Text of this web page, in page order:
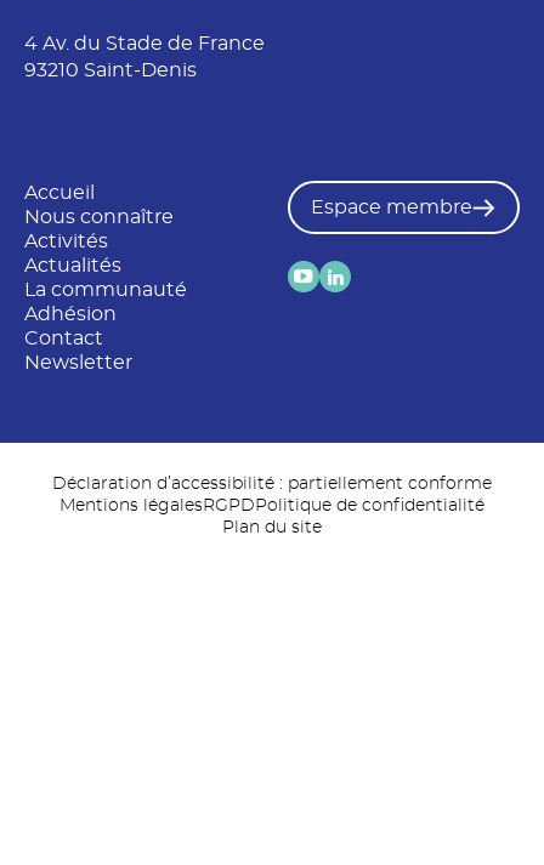
4 Av. du Stade de France
93210 Saint-Denis
Accueil
Nous connaître
Activités
Actualités
La communauté
Adhésion
Contact
Newsletter
Espace membre
Déclaration d’accessibilité : partiellement conforme
Mentions légalesRGPD Politique de confidentialité
Plan du site